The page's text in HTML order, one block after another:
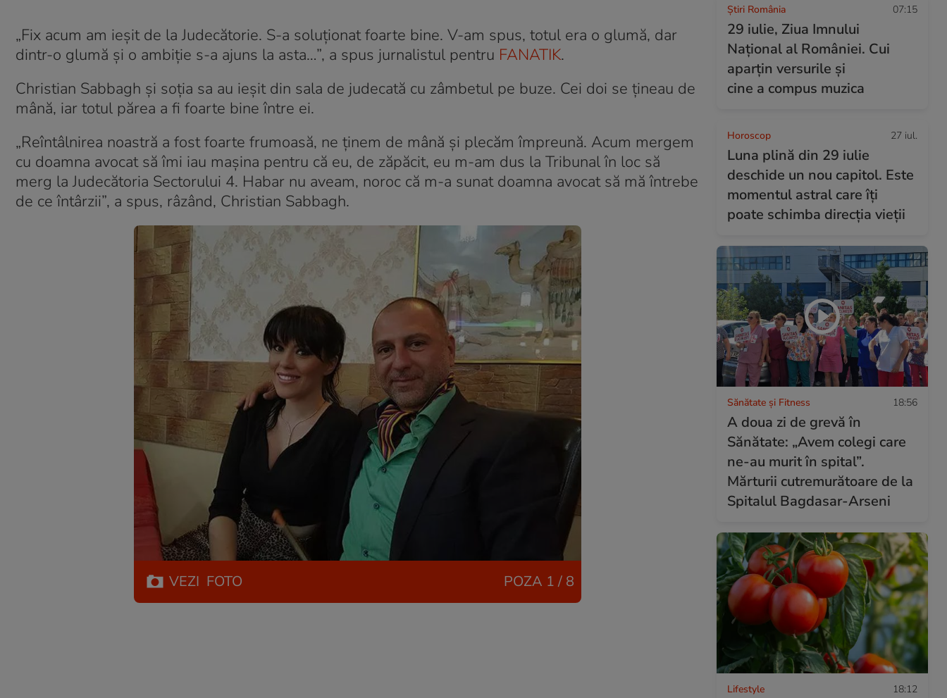
„Fix acum am ieșit de la Judecătorie. S-a soluționat foarte bine. V-am spus, totul era o glumă, dar
dintr-o glumă și o ambiție s-a ajuns la asta…”, a spus jurnalistul pentru FANATIK.
Christian Sabbagh și soția sa au ieșit din sala de judecată cu zâmbetul pe buze. Cei doi se țineau de
mână, iar totul părea a fi foarte bine între ei.
„Reîntâlnirea noastră a fost foarte frumoasă, ne ținem de mână și plecăm împreună. Acum mergem
cu doamna avocat să îmi iau mașina pentru că eu, de zăpăcit, eu m-am dus la Tribunal în loc să
merg la Judecătoria Sectorului 4. Habar nu aveam, noroc că m-a sunat doamna avocat să mă întrebe
de ce întârzii”, a spus, râzând, Christian Sabbagh.
VEZI FOTO POZA 1 / 8
Știri România 07:15
29 iulie, Ziua Imnului
Național al României. Cui
aparțin versurile și
cine a compus muzica
Horoscop 27 iul.
Luna plină din 29 iulie
deschide un nou capitol. Este
momentul astral care îți
poate schimba direcția vieții
Sănătate și Fitness 18:56
A doua zi de grevă în
Sănătate: „Avem colegi care
ne-au murit în spital”.
Mărturii cutremurătoare de la
Spitalul Bagdasar-Arseni
Lifestyle 18:12